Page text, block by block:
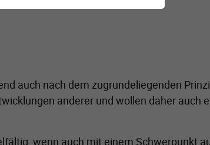
auch nach dem zugrundeliegenden
anderer und wollen daher auch
wenn auch mit einem Schwerpunkt